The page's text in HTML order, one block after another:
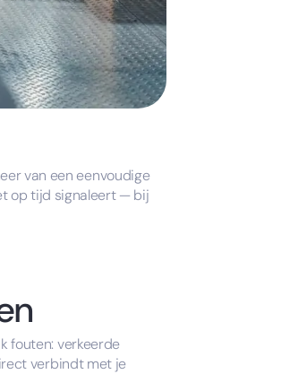
van een eenvoudige
op tijd signaleert — bij
fouten: verkeerde
verbindt met je